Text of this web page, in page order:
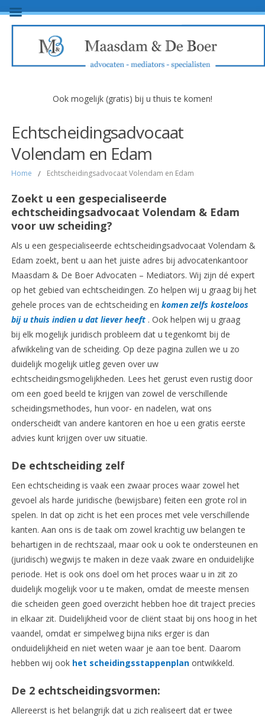
Ook mogelijk (gratis) bij u thuis te komen!
Echtscheidingsadvocaat
Volendam en Edam
Home / Echtscheidingsadvocaat Volendam en Edam
Zoekt u een gespecialiseerde
echtscheidingsadvocaat Volendam & Edam
voor uw scheiding?
Als u een gespecialiseerde echtscheidingsadvocaat Volendam &
Edam zoekt, bent u aan het juiste adres bij advocatenkantoor
Maasdam & De Boer Advocaten – Mediators. Wij zijn dé expert
op het gebied van echtscheidingen. Zo helpen wij u graag bij het
gehele proces van de echtscheiding en komen zelfs kosteloos
bij u thuis indien u dat liever heeft . Ook helpen wij u graag
bij elk mogelijk juridisch probleem dat u tegenkomt bij de
afwikkeling van de scheiding. Op deze pagina zullen we u zo
duidelijk mogelijk uitleg geven over uw
echtscheidingsmogelijkheden. Lees het gerust even rustig door
om een goed beeld te krijgen van zowel de verschillende
scheidingsmethodes, hun voor- en nadelen, wat ons
onderscheidt van andere kantoren en hoe u een gratis eerste
advies kunt krijgen over uw situatie.
De echtscheiding zelf
Een echtscheiding is vaak een zwaar proces waar zowel het
gevoel als harde juridische (bewijsbare) feiten een grote rol in
spelen. In dat op zicht is het een proces met vele verschillende
kanten. Aan ons is de taak om zowel krachtig uw belangen te
behartigen in de rechtszaal, maar ook u ook te ondersteunen en
(juridisch) wegwijs te maken in deze vaak zware en onduidelijke
periode. Het is ook ons doel om het proces waar u in zit zo
duidelijk mogelijk voor u te maken, omdat de meeste mensen
die scheiden geen goed overzicht hebben hoe dit traject precies
in elkaar zit. Duidelijkheid voor de cliënt staat bij ons hoog in het
vaandel, omdat er simpelweg bijna niks erger is dan
onduidelijkheid en niet weten waar je aan toe bent. Daarom
hebben wij ook het scheidingsstappenplan ontwikkeld.
De 2 echtscheidingsvormen:
Allereerst is het belangrijk dat u zich realiseert dat er twee